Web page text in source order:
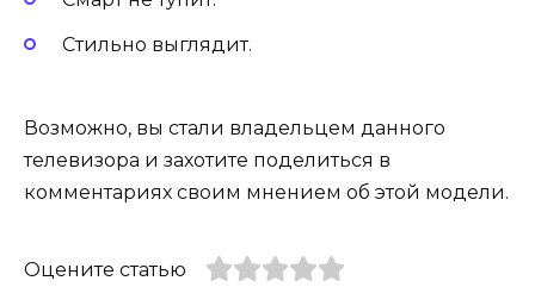
Стильно выглядит.
Возможно, вы стали владельцем данного
телевизора и захотите поделиться в
комментариях своим мнением об этой модели.
Оцените статью